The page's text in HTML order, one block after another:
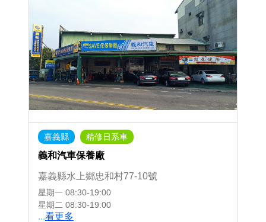
嘉義縣 精修日系車
義和汽車保養廠
嘉義縣水上鄉忠和村77-10號
星期一 08:30-19:00
星期二 08:30-19:00
...看更多